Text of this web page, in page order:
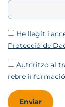
He llegit i
Protecció de
Autoritzo al
rebre
Enviar